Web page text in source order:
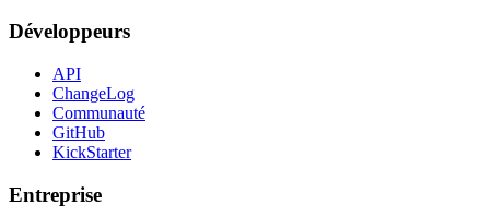
Développeurs
API
ChangeLog
Communauté
GitHub
KickStarter
Entreprise